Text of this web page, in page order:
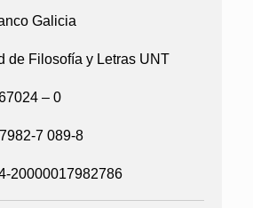
Galicia
de Filosofía y Letras UNT
– 0
7 089-8
20000017982786